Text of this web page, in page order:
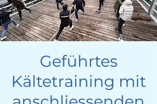
Geführtes
Kältetraining mit